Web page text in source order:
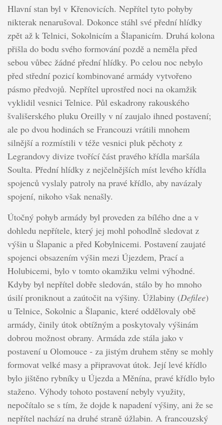
Hlavní stan byl v Křenovicích. Nepřítel tyto pohyby
nikterak nenarušoval. Dokonce stáhl své přední hlídky
zpět až k Telnici, Sokolnicím a Šlapanicím. Druhá kolona
přišla do bodu svého formování pozdě a neměla před
sebou vůbec žádné přední hlídky. Po celou noc nebylo
před střední pozicí kombinované armády vytvořeno
pásmo předvojů. Nepřítel uprostřed noci na okamžik
vyklidil vesnici Telnice. Půl eskadrony rakouského
švališerského pluku Oreilly v ní zaujalo ihned postavení;
ale po dvou hodinách se Francouzi vrátili mnohem
silnější a rozmístili v téže vesnici pluk pěchoty z
Legrandovy divize tvořící část pravého křídla maršála
Soulta. Přední hlídky z nejčelnějších míst levého křídla
spojenců vyslaly patroly na pravé křídlo, aby navázaly
spojení, nikoho však nenašly.
Útočný pohyb armády byl proveden za bílého dne a v
dohledu nepřítele, který jej mohl pohodlně sledovat z
výšin u Šlapanic a před Kobylnicemi. Postavení zaujaté
spojenci obsazením výšin mezi Újezdem, Prací a
Holubicemi, bylo v tomto okamžiku velmi výhodné.
Kdyby byl nepřítel dobře sledován, stálo by ho mnoho
úsilí proniknout a zaútočit na výšiny. Úžlabiny (Defilee)
u Telnice, Sokolnic a Šlapanic, které oddělovaly obě
armády, činily útok obtížným a poskytovaly výšinám
dobrou možnost obrany. Armáda zde stála jako v
postavení u Olomouce - za jistým druhem stěny se mohly
formovat velké masy a připravovat útok. Její levé křídlo
bylo jištěno rybníky u Újezda a Měnína, pravé křídlo bylo
staženo. Výhody tohoto postavení nebyly využity,
nepočítalo se s tím, že dojde k napadení výšiny, ani že se
nepřítel nachází na druhé straně úžlabin. A francouzský